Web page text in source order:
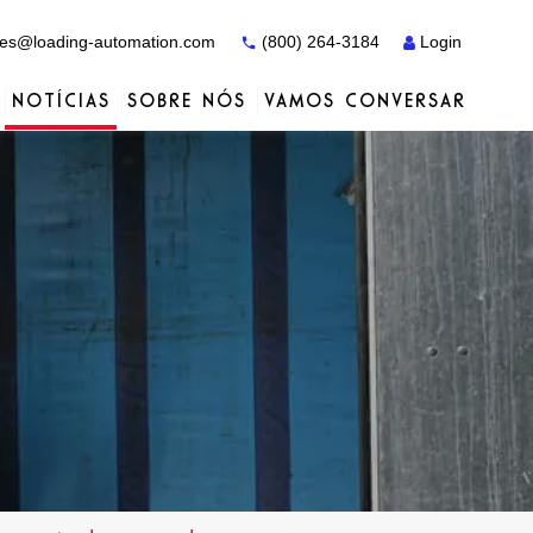
automation.com (800) 264-3184 Login
Estudos de caso
Estudos de caso
NOTÍCIAS SOBRE NÓS
Distribuidores
VAMOS CONVERSAR